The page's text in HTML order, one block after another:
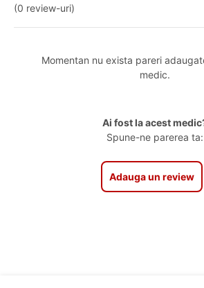
(0 review-uri)
Momentan nu exista pareri
medic.
Ai fost la acest
Spune-ne parerea ta:
Adauga un review